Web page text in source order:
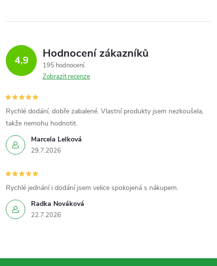
4,9 Hodnocení zákazníků
195 hodnocení
Zobrazit recenze
Marcela Lelková
29.7.2026
Rychlé dodání, dobře zabalené. Vlastní produkty jsem nezkoušela,
takže nemohu hodnotit.
Radka Nováková
22.7.2026
Rychlé jednání i dodání jsem velice spokojená s nákupem.